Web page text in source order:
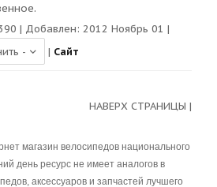
| Добавлен: 2012 Ноябрь 01 |
| Сайт
НАВЕРХ СТРАНИЦЫ |
магазин велосипедов национального
день ресурс не имеет аналогов в
аксессуаров и запчастей лучшего